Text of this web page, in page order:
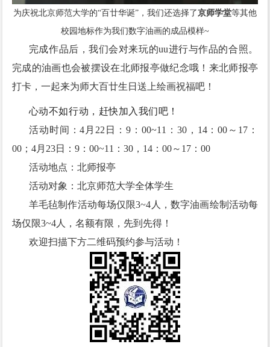
为庆祝北京师范大学的“百廿华诞”，我们还选择了京师学堂等其他
校园地标作为我们数字油画的成品模样~
完成作品后，我们会对来玩的uu进行与作品的合照。
完成的油画也会被摆设在北师报亭做纪念哦！ 来北师报亭
打卡，一起来为师大百廿生日送上绘画祝福吧！
心动不如行动，赶快加入我们吧！
活动时间：4月22日：9：00~11：30，14：00～17：
00； 4月23日： 9：00~11：30，14：00～17：00
活动地点：北师报亭
活动对象：北京师范大学全体学生
羊毛毡制作活动每场仅限3~4人， 数字油画绘制活动每
场仅限3~4人， 名额有限，先到先得！
欢迎扫描下方二维码预约参与活动！